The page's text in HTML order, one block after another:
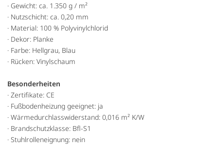
· Gewicht: ca. 1.350 g / m²
· Nutzschicht: ca. 0,20 mm
· Material: 100 % Polyvinylchlorid
· Dekor: Planke
· Farbe: Hellgrau, Blau
· Rücken: Vinylschaum
Besonderheiten
· Zertifikate: CE
· Fußbodenheizung geeignet: ja
· Wärmedurchlasswiderstand: 0,016 m² K/W
· Brandschutzklasse: Bfl-S1
· Stuhlrolleneignung: nein